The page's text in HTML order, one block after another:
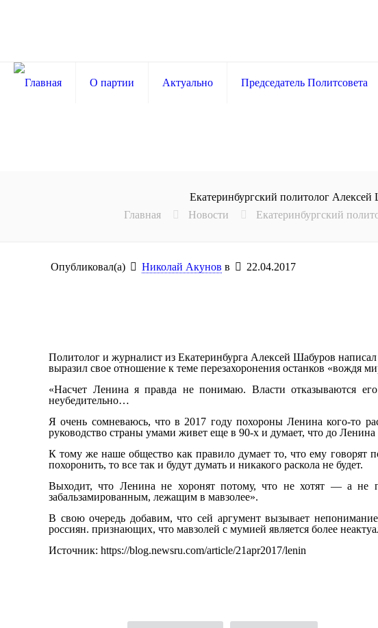
О партии Актуально Председатель Политсовета
Екатеринбургский политолог
Главная
Новости Екатеринбургский
Опубликовал(а) Николай Акунов в 22.04.2017
Политолог и журналист из Екатеринбурга Алексей Шабуров
выразил свое отношение к теме перезахоронения останков «вождя
«Насчет Ленина я правда не понимаю. Власти отказываются
неубедительно…
Я очень сомневаюсь, что в 2017 году похороны Ленина кого-то
руководство страны умами живет еще в 90-х и думает, что до Ленина
К тому же наше общество как правило думает то, что ему говорят
похоронить, то все так и будут думать и никакого раскола не будет.
Выходит, что Ленина не хоронят потому, что не хотят — а не
забальзамированным, лежащим в мавзолее».
В свою очередь добавим, что сей аргумент вызывает
россиян. признающих, что мавзолей с мумией является более
Источник: https://blog.newsru.com/article/21apr2017/lenin